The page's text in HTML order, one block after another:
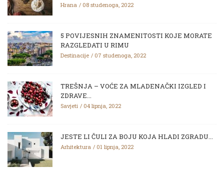
Hrana 08 studenoga, 2022
5 POVIJESNIH ZNAMENITOSTI KOJE MORATE
RAZGLEDATI U RIMU
Destinacije 07 studenoga, 2022
TREŠNJA – VOĆE ZA MLADENAČKI IZGLED I
ZDRAVE...
Savjeti 04 lipnja, 2022
JESTE LI ČULI ZA BOJU KOJA HLADI ZGRADU...
Arhitektura 01 lipnja, 2022